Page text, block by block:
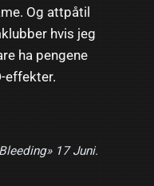
Og attpåtil
hvis jeg
ha pengene
effekter.
17 Juni.